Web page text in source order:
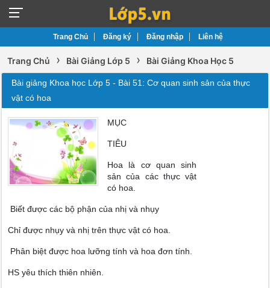
Trang Chủ Đăng ký Đăng nhập Liên hệ
Trang Chủ › Bài Giảng Lớp 5 › Bài Giảng Khoa Học 5
Bài giảng Khoa học Lớp 5 - Bài 51: Cơ quan sinh sản của thực
vật có hoa
MỤC
TIÊU
Hoa là cơ quan sinh
sản của các thực vật
có hoa.
Biết được các bộ phận của nhị và nhụy
Chỉ được nhụy và nhị trên thực vật có hoa.
Phân biệt được hoa lưỡng tính và hoa đơn tính.
HS yêu thích thiên nhiên.